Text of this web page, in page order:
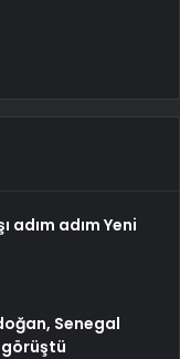
adım adım Yeni
Senegal
görüştü